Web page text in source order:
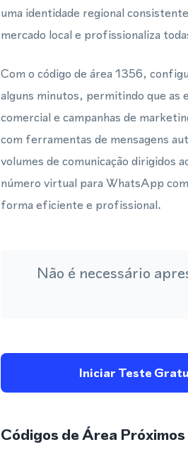
uma identidade regional
mercado local e profissionaliza
Com o código de área 1356,
alguns minutos, permitindo que as
comercial e campanhas de
com ferramentas de mensagens
volumes de comunicação dirigidos
número virtual para WhatsApp
forma eficiente e profissional.
Não é necessário
Iniciar Teste
Códigos de Área Próximos